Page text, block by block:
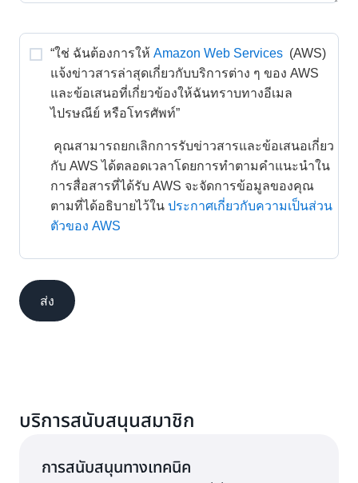
“ใช่ ฉันต้องการให้ Amazon Web Services (AWS)
แจ้งข่าวสารล่าสุดเกี่ยวกับบริการต่าง ๆ ของ AWS
และข้อเสนอที่เกี่ยวข้องให้ฉันทราบทางอีเมล
ไปรษณีย์ หรือโทรศัพท์”
กับ AWS ได้ตลอดเวลาโดยการทำตามคำแนะนำใน
การสื่อสารที่ได้รับ AWS จะจัดการข้อมูลของคุณ
ตามที่ได้อธิบายไว้ใน ประกาศเกี่ยวกับความเป็นส่วน
ตัวของ AWS
ส่ง
บริการสนับสนุนสมาชิก
การสนับสนุนทางเทคนิค